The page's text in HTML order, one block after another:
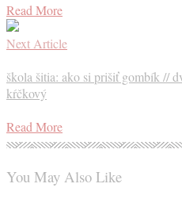
Read More
Next Article
škola šitia: ako si prišiť gombík //
kŕčkový
Read More
You May Also Like